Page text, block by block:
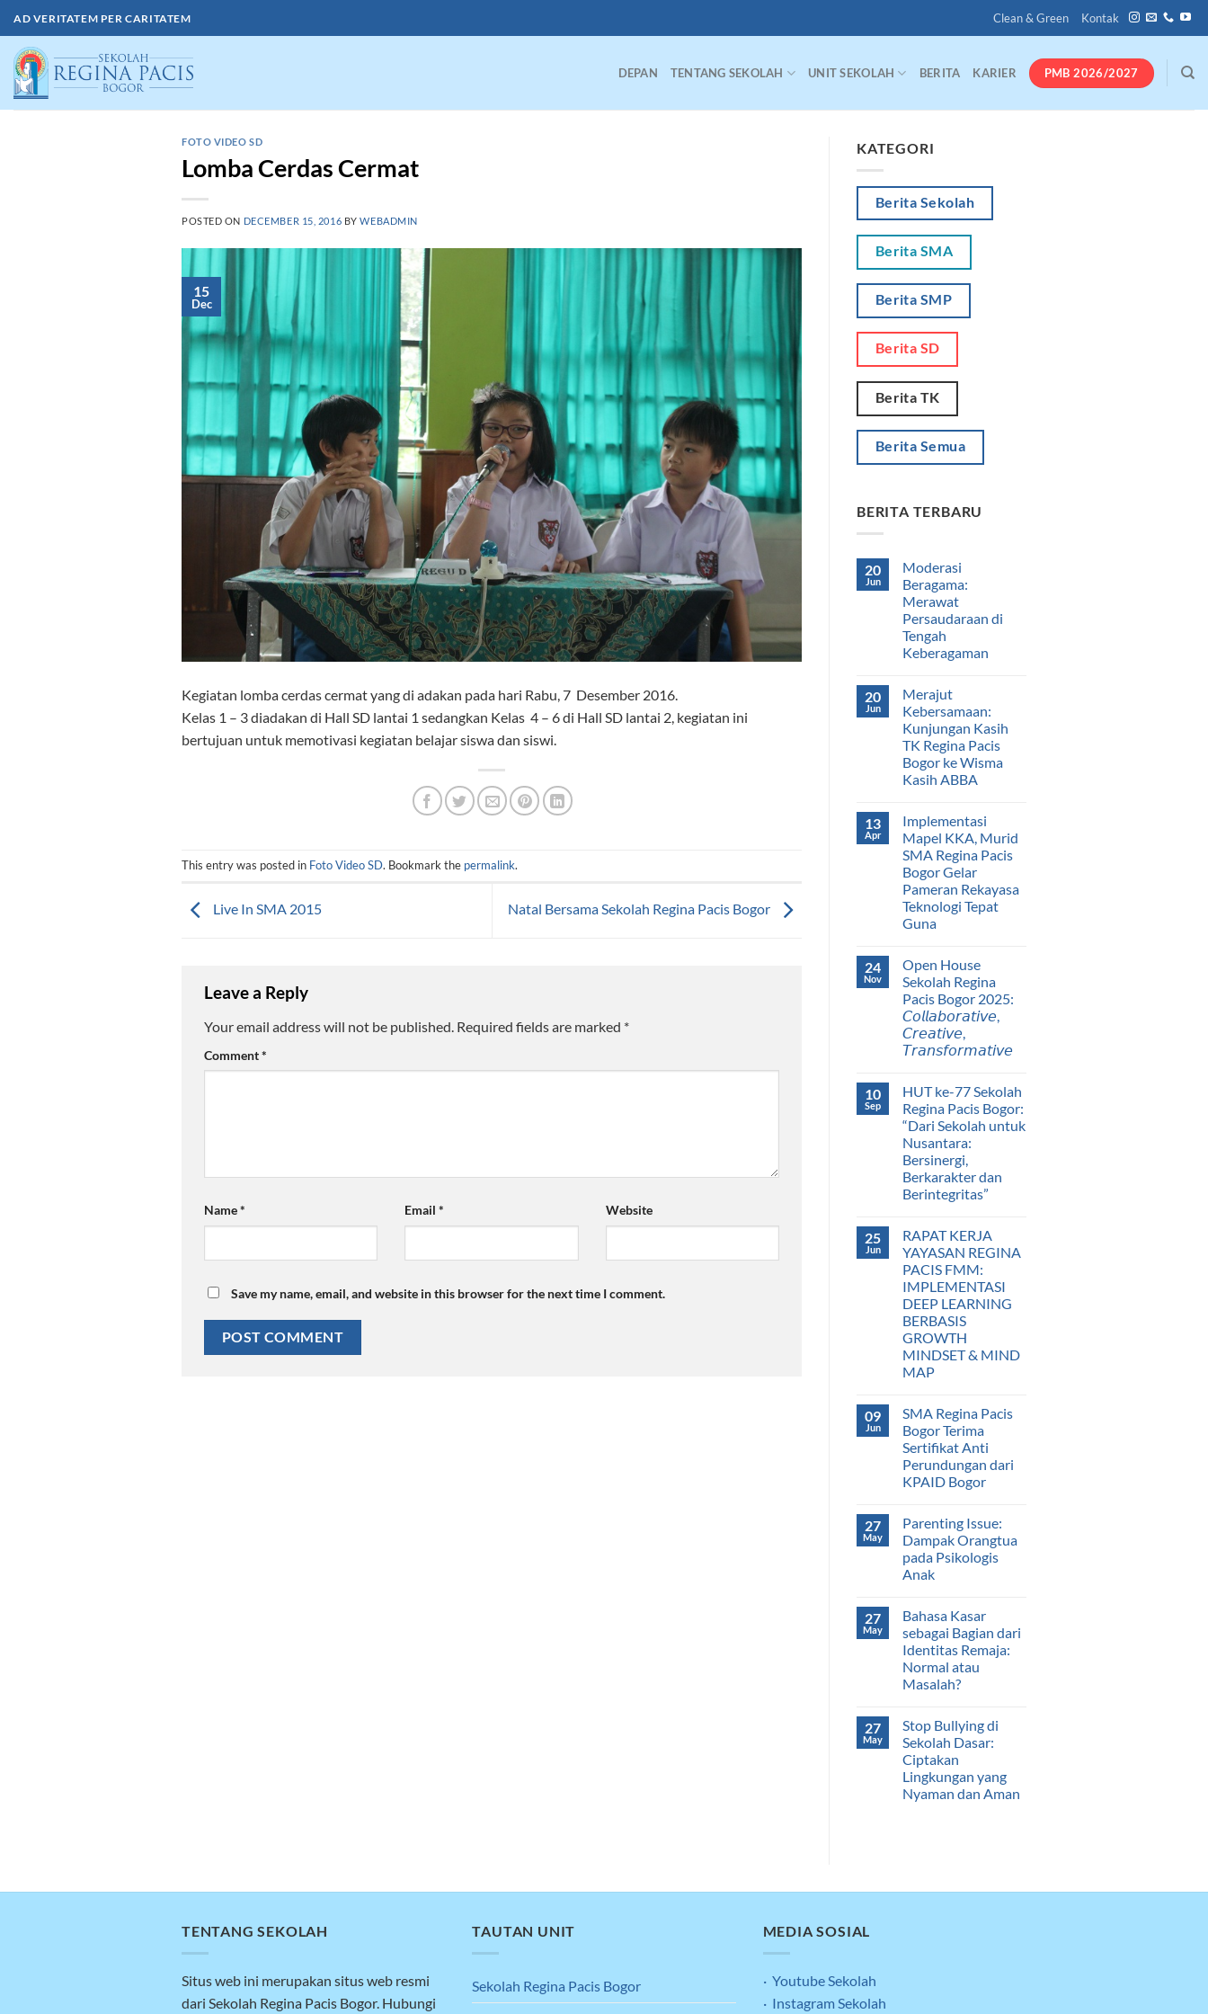
Skip
to
content
AD VERITATEM PER CARITATEM Clean & Green Kontak
DEPAN TENTANG SEKOLAH UNIT SEKOLAH BERITA KARIER PMB 2026/2027
FOTO VIDEO SD
Lomba Cerdas Cermat
POSTED ON DECEMBER 15, 2016 BYWEBADMIN
15
Dec
Kegiatan lomba cerdas cermat yang di adakan pada hari Rabu, 7 Desember 2016.
Kelas 1 – 3 diadakan di Hall SD lantai 1 sedangkan Kelas 4 – 6 di Hall SD lantai 2, kegiatan ini
bertujuan untuk memotivasi kegiatan belajar siswa dan siswi.
This entry was posted in Foto Video SD. Bookmark the permalink.
Live In SMA 2015 Natal Bersama Sekolah Regina Pacis Bogor
Leave a Reply
Your email address will not be published. Required fields are marked *
Comment*
Name* Email* Website
Save my name, email, and website in this browser for the next time I comment.
KATEGORI
Berita Sekolah
Berita SMA
Berita SMP
Berita SD
Berita TK
Berita Semua
BERITA TERBARU
20
Jun
Moderasi
Beragama:
Merawat
Persaudaraan di
Tengah
Keberagaman
20
Jun
Merajut
Kebersamaan:
Kunjungan Kasih
TK Regina Pacis
Bogor ke Wisma
Kasih ABBA
13
Apr
Implementasi
Mapel KKA, Murid
SMA Regina Pacis
Bogor Gelar
Pameran Rekayasa
Teknologi Tepat
Guna
24
Nov
Open House
Sekolah Regina
Pacis Bogor 2025:
𝘊𝘰𝘭𝘭𝘢𝘣𝘰𝘳𝘢𝘵𝘪𝘷𝘦,
𝘊𝘳𝘦𝘢𝘵𝘪𝘷𝘦,
𝘛𝘳𝘢𝘯𝘴𝘧𝘰𝘳𝘮𝘢𝘵𝘪𝘷𝘦
10
Sep
HUT ke-77 Sekolah
Regina Pacis Bogor:
“Dari Sekolah untuk
Nusantara:
Bersinergi,
Berkarakter dan
Berintegritas”
25
Jun
RAPAT KERJA
YAYASAN REGINA
PACIS FMM:
IMPLEMENTASI
DEEP LEARNING
BERBASIS
GROWTH
MINDSET & MIND
MAP
09
Jun
SMA Regina Pacis
Bogor Terima
Sertifikat Anti
Perundungan dari
KPAID Bogor
27
May
Parenting Issue:
Dampak Orangtua
pada Psikologis
Anak
27
May
Bahasa Kasar
sebagai Bagian dari
Identitas Remaja:
Normal atau
Masalah?
27
May
Stop Bullying di
Sekolah Dasar:
Ciptakan
Lingkungan yang
Nyaman dan Aman
TENTANG SEKOLAH
Situs web ini merupakan situs web resmi
dari Sekolah Regina Pacis Bogor. Hubungi
TAUTAN UNIT
Sekolah Regina Pacis Bogor
MEDIA SOSIAL
· Youtube Sekolah
· Instagram Sekolah